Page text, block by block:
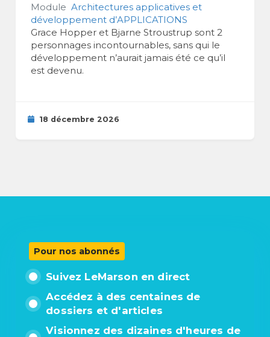
Module Architectures applicatives et
développement d’APPLICATIONS
Grace Hopper et Bjarne Stroustrup sont 2
personnages incontournables, sans qui le
développement n’aurait jamais été ce qu’il
est devenu.
18 décembre 2026
Pour nos abonnés
Suivez LeMarson en direct
Accédez à des centaines de
dossiers et d'articles
Visionnez des dizaines d'heures de